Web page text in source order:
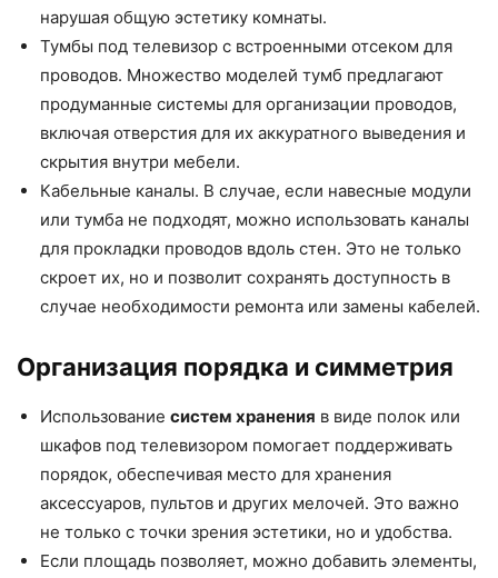
нарушая общую эстетику комнаты.
Тумбы под телевизор с встроенными отсеком для
проводов. Множество моделей тумб предлагают
продуманные системы для организации проводов,
включая отверстия для их аккуратного выведения и
скрытия внутри мебели.
Кабельные каналы. В случае, если навесные модули
или тумба не подходят, можно использовать каналы
для прокладки проводов вдоль стен. Это не только
скроет их, но и позволит сохранять доступность в
случае необходимости ремонта или замены кабелей.
Организация порядка и симметрия
Использование систем хранения в виде полок или
шкафов под телевизором помогает поддерживать
порядок, обеспечивая место для хранения
аксессуаров, пультов и других мелочей. Это важно
не только с точки зрения эстетики, но и удобства.
Если площадь позволяет, можно добавить элементы,